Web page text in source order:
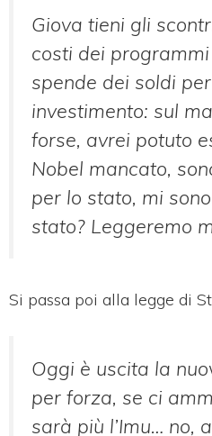
Giova tieni gli
costi dei
spende dei soldi
investimento: sul
forse, avrei potuto
Nobel mancato,
per lo stato, mi
stato? Leggeremo
Si passa poi alla legge di
Oggi è uscita la
per forza, se ci
sarà più l’Imu… no,